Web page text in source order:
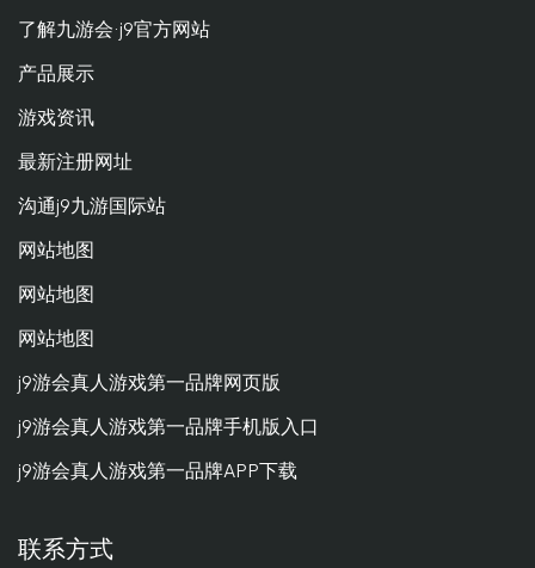
了解九游会·j9官方网站
产品展示
游戏资讯
最新注册网址
沟通j9九游国际站
网站地图
网站地图
网站地图
j9游会真人游戏第一品牌网页版
j9游会真人游戏第一品牌手机版入口
j9游会真人游戏第一品牌APP下载
联系方式